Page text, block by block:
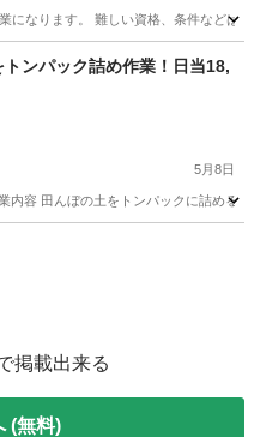
になります。 難しい資格、条件などは
ンパック詰め作業！日当18,
5月8日
容 田んぼの土をトンパックに詰め
掲載出来る
(無料)